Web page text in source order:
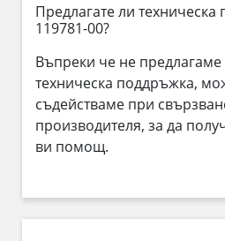
Предлагате ли техническа
119781-00?
Въпреки че не предлагаме
техническа поддръжка,
съдействаме при
производителя, за да
ви помощ.